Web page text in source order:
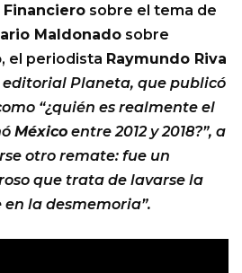
Financiero sobre el tema de
Maldonado sobre
, el periodista Raymundo Riva
editorial Planeta, que publicó
“¿quién es realmente el
México entre 2012 y 2018?”, a
otro remate: fue un
que trata de lavarse la
la desmemoria”.